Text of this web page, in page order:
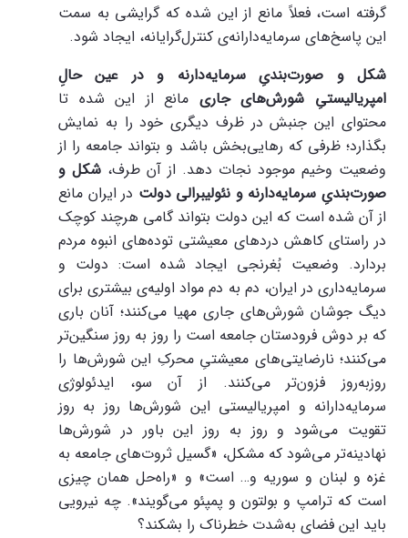
گرفته است، فعلاً مانع از این شده که گرایشی به سمت
این پاسخ‌های سرمایه‌دارانه‌ی کنترل‌گرایانه‌، ایجاد شود.
شکل و صورت‌بندیِ سرمایه‌دارنه و در عین حالِ
امپریالیستیِ شورش‌های جاری مانع از این شده تا
محتوای این جنبش در ظرف دیگری خود را به نمایش
بگذارد؛ ظرفی که رهایی‌بخش باشد و بتواند جامعه را از
وضعیت وخیم موجود نجات دهد. از آن طرف، شکل و
صورت‌بندیِ سرمایه‌دارنه و نئولیبرالی دولت در ایران مانع
از آن شده است که این دولت بتواند گامی هرچند کوچک
در راستای کاهش دردهای معیشتی توده‌های انبوه مردم
بردارد. وضعیت بُغرنجی ایجاد شده است: دولت و
سرمایه‌داری در ایران، دم به دم مواد اولیه‌ی بیشتری برای
دیگ جوشان شورش‌های جاری مهیا می‌کنند؛ آنان باری
که بر دوش فرودستان جامعه است را روز به روز سنگین‌تر
می‌کنند؛ نارضایتی‌های معیشتیِ محرکِ این شورش‌ها را
روز‌به‌روز فزون‌تر می‌کنند. از آن سو، ایدئولوژی
سرمایه‌دارانه و امپریالیستی این شورش‌ها روز به روز
تقویت می‌شود و روز به روز این باور در شورش‌ها
نهادینه‌تر می‌شود که مشکل، «گسیل ثروت‌های جامعه به
غزه و لبنان و سوریه و… است» و «راه‌حل همان چیزی
است که ترامپ و بولتون و پمپئو می‌گویند». چه نیرویی
باید این فضای به‌شدت خطرناک را بشکند؟